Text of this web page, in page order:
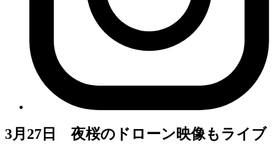
3月27日 夜桜のドローン映像もライブ